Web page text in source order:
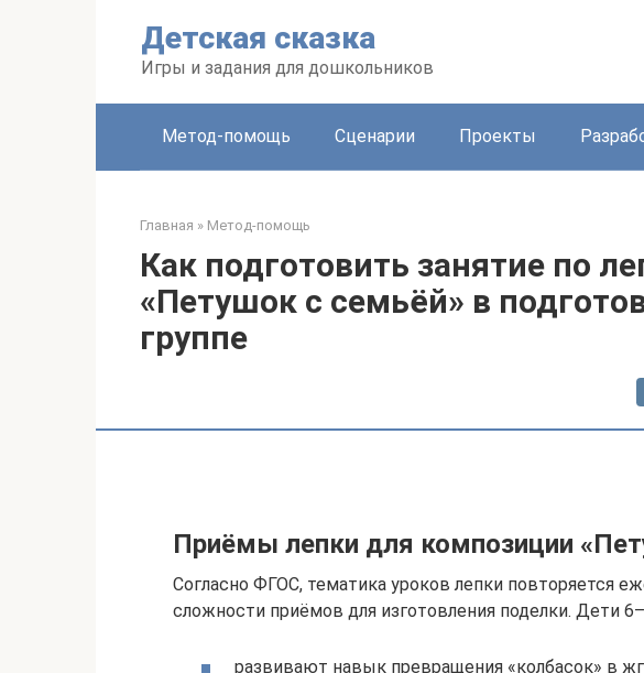
Детская сказка
Игры и задания для дошкольников
Метод-помощь Сценарии Проекты
Главная » Метод-помощь
Как подготовить занятие по
«Петушок с семьёй» в
группе
Приёмы лепки для композиции
Согласно ФГОС, тематика уроков лепки повторяется
сложности приёмов для изготовления поделки. Дети
развивают навык превращения «колбасок» в